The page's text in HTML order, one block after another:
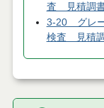
査 見積調
3-20 グレー
検査 見積